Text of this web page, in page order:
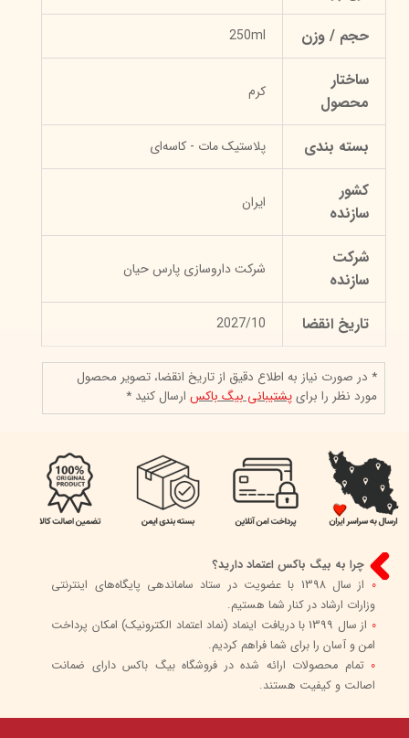
حجم / وزن 250ml
ساختار
محصول
کرم
بسته بندی پلاستیک مات - کاسه‌ای
کشور
سازنده
ایران
شرکت
سازنده
شرکت داروسازی پارس حیان
تاریخ انقضا 2027/10
* در صورت نیاز به اطلاع دقیق از تاریخ انقضا، تصویر محصول
مورد نظر را برایپشتیبانی بیگ باکسارسال کنید *
چرا به بیگ باکس اعتماد دارید؟
0
از سال 1398 با عضویت در ستاد ساماندهی پایگاه‌های اینترنتی
وزارات ارشاد در کنار شما هستیم.
0
از سال 1399 با دریافت اینماد (نماد اعتماد الکترونیک) امکان پرداخت
امن و آسان را برای شما فراهم کردیم.
0 تمام محصولات ارائه شده در فروشگاه بیگ باکس دارای ضمانت
اصالت و کیفیت هستند.